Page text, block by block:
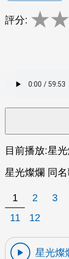
評分: ★★
目前播放:星
星光燦爛 同
1 2 3
11
12
星光燦